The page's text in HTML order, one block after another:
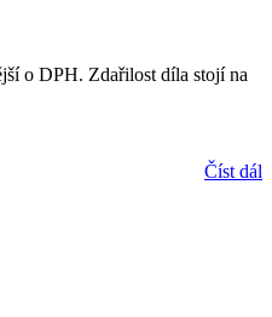
o DPH. Zdařilost díla stojí na
Číst dál